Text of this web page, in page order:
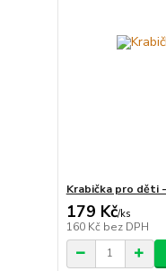
Krabička pro děti
179 Kč/ks
160 Kč bez DPH